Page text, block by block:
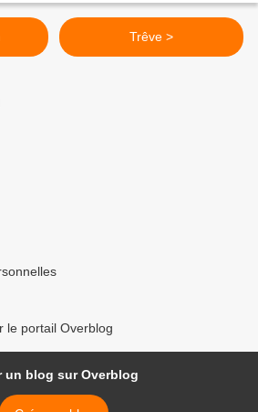
Trêve >
le portail Overblog
un blog sur Overblog